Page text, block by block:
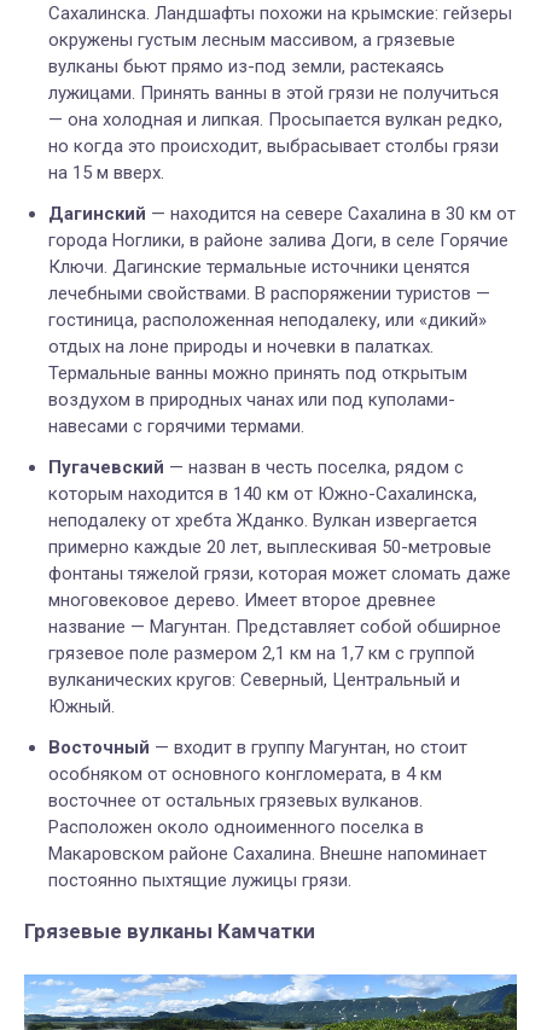
Сахалинска. Ландшафты похожи на крымские: гейзеры
окружены густым лесным массивом, а грязевые
вулканы бьют прямо из-под земли, растекаясь
лужицами. Принять ванны в этой грязи не получиться
— она холодная и липкая. Просыпается вулкан редко,
но когда это происходит, выбрасывает столбы грязи
на 15 м вверх.
Дагинский — находится на севере Сахалина в 30 км от
города Ноглики, в районе залива Доги, в селе Горячие
Ключи. Дагинские термальные источники ценятся
лечебными свойствами. В распоряжении туристов —
гостиница, расположенная неподалеку, или «дикий»
отдых на лоне природы и ночевки в палатках.
Термальные ванны можно принять под открытым
воздухом в природных чанах или под куполами-
навесами с горячими термами.
Пугачевский — назван в честь поселка, рядом с
которым находится в 140 км от Южно-Сахалинска,
неподалеку от хребта Жданко. Вулкан извергается
примерно каждые 20 лет, выплескивая 50-метровые
фонтаны тяжелой грязи, которая может сломать даже
многовековое дерево. Имеет второе древнее
название — Магунтан. Представляет собой обширное
грязевое поле размером 2,1 км на 1,7 км с группой
вулканических кругов: Северный, Центральный и
Южный.
Восточный — входит в группу Магунтан, но стоит
особняком от основного конгломерата, в 4 км
восточнее от остальных грязевых вулканов.
Расположен около одноименного поселка в
Макаровском районе Сахалина. Внешне напоминает
постоянно пыхтящие лужицы грязи.
Грязевые вулканы Камчатки